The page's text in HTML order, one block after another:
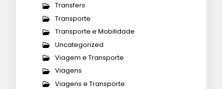
Transfers
Transporte
Transporte e Mobilidade
Uncategorized
Viagem e Transporte
Viagens
Viagens e Transporte